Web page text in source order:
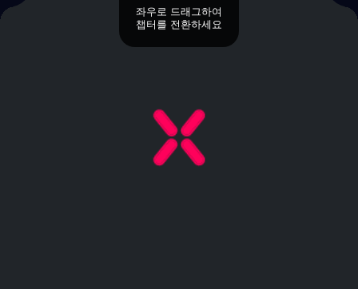
좌우로 드래그하여
챕터를 전환하세요